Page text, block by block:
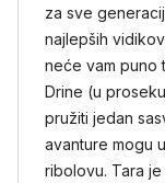
za sve
najlepših
neće vam puno
Drine (u
pružiti jedan
avanture mogu
ribolovu. Tara